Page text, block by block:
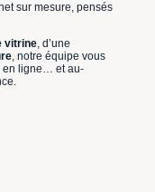
sur mesure, pensés
vitrine, d’une
, notre équipe vous
en ligne… et au-